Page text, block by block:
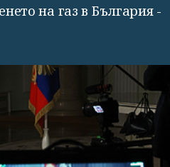
на газ в България -